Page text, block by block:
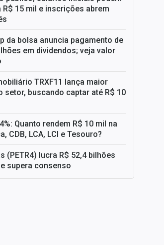
R$ 15 mil e inscrições abrem
da bolsa anuncia pagamento de
em dividendos; veja valor
TRXF11 lança maior
setor, buscando captar até R$ 10
Quanto rendem R$ 10 mil na
CDB, LCA, LCI e Tesouro?
(PETR4) lucra R$ 52,4 bilhões
supera consenso